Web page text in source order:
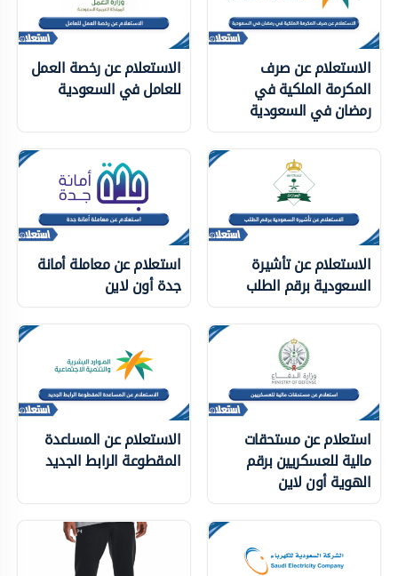
الاستعلام عن صرف
المكرمة الملكية في
رمضان في السعودية
الاستعلام عن رخصة العمل
للعامل في السعودية
الاستعلام عن تأشيرة
السعودية برقم الطلب
استعلام عن معاملة أمانة
جدة أون لاين
استعلام عن مستحقات
مالية للعسكريين برقم
الهوية أون لاين
الاستعلام عن المساعدة
المقطوعة الرابط الجديد